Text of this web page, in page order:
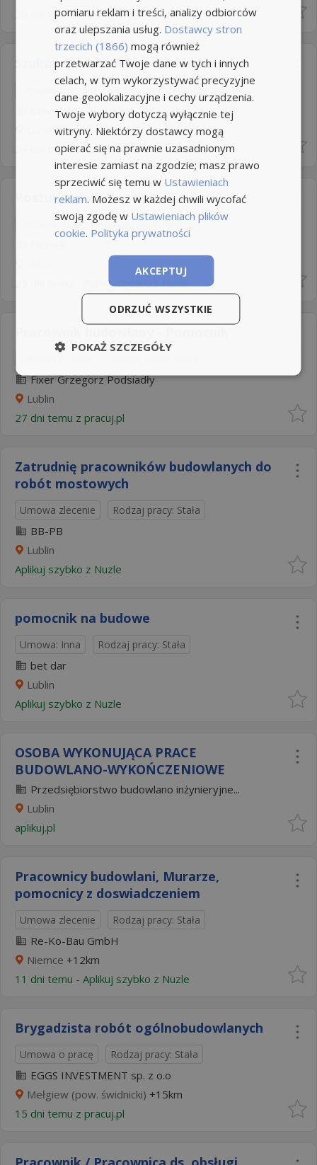
20 dni temu -Aplikuj szybko z Nuzle
Szukam pracowników budowlanych
Umowa zlecenie Rodzaj pracy: Dodatkowa
24 dni temu -Aplikuj szybko z Nuzle
Poszukje do pracy budowa
Umowa: Inna Rodzaj pracy: Inna
25 dni temu -
Aplikuj szybko z Nuzle
Fixer Grzegorz Podsiadły
Lublin
27 dni temu z pracuj.pl
Zatrudnię pracowników budowlanych do
robót mostowych
Umowa zlecenie Rodzaj pracy: Stała
BB-PB
Lublin
Aplikuj szybko z Nuzle
pomocnik na budowe
Umowa: Inna Rodzaj pracy: Stała
bet dar
Lublin
Aplikuj szybko z Nuzle
OSOBA WYKONUJĄCA PRACE
BUDOWLANO-WYKOŃCZENIOWE
Przedsiębiorstwo budowlano inżynieryjne...
Lublin
aplikuj.pl
Pracownicy budowlani, Murarze,
pomocnicy z doswiadczeniem
Umowa zlecenie Rodzaj pracy: Stała
Re-Ko-Bau GmbH
Niemce +12km
11 dni temu - Aplikuj szybko z Nuzle
Brygadzista robót ogólnobudowlanych
Umowa o pracę Rodzaj pracy: Stała
EGGS INVESTMENT sp. z o.o
Mełgiew (pow. świdnicki) +15km
15 dni temu z pracuj.pl
pomiaru reklam i treści, analizy odbiorców
oraz ulepszania usług. Dostawcy stron
trzecich (1866) mogą również
przetwarzać Twoje dane w tych i innych
celach, w tym wykorzystywać precyzyjne
dane geolokalizacyjne i cechy urządzenia.
Twoje wybory dotyczą wyłącznie tej
witryny. Niektórzy dostawcy mogą
opierać się na prawnie uzasadnionym
interesie zamiast na zgodzie; masz prawo
sprzeciwić się temu w Ustawieniach
reklam. Możesz w każdej chwili wycofać
swoją zgodę w Ustawieniach plików
cookie. Polityka prywatności
AKCEPTUJ
ODRZUĆ WSZYSTKIE
POKAŻ SZCZEGÓŁY